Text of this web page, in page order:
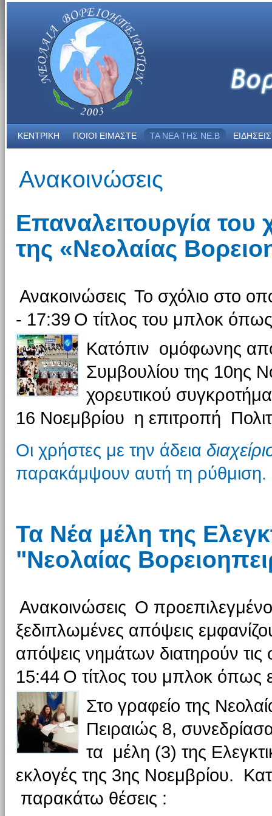
ΚΕΝΤΡΙΚΗ ΠΟΙΟΙ ΕΙΜΑΣΤΕ ΤΑ ΝΕΑ THΣ NE.B ΕΙΔΗΣΕΙΣ
Ανακοινώσεις
Επαναλειτουργία του
της «Νεολαίας
Ανακοινώσεις Το σχόλιο στο
- 17:39 Ο τίτλος του μπλοκ
Κατόπιν ομόφωνης
Συμβουλίου της 10ης
χορευτικού
16 Νοεμβρίου η επιτροπή
Οι χρήστες με την άδεια
παρακάμψουν αυτή τη ρύθμιση.
Τα Νέα μέλη της
"Νεολαίας
Ανακοινώσεις Ο
ξεδιπλωμένες απόψεις
απόψεις νημάτων διατηρούν τις
15:44 Ο τίτλος του μπλοκ όπως
Στο γραφείο της
Πειραιώς 8,
τα μέλη (3) της
εκλογές της 3ης Νοεμβρίου.
παρακάτω θέσεις :